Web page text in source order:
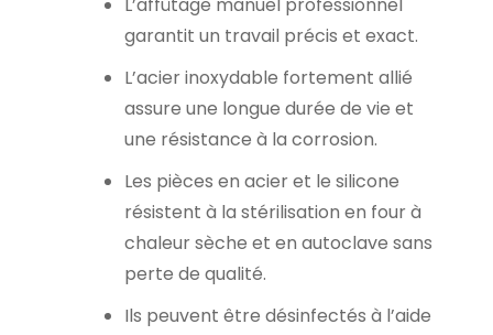
garantit un travail précis et exact.
L’acier inoxydable fortement allié
assure une longue durée de vie et
une résistance à la corrosion.
Les pièces en acier et le silicone
résistent à la stérilisation en four à
chaleur sèche et en autoclave sans
perte de qualité.
Ils peuvent être désinfectés à l’aide